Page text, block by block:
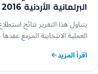
البرلمانية الأردنية 2016
يتناول هذا التقرير نتائج
العملية الانتخابية المزمع عقدها في 20 أيلول 2016
اقرأ المزيد